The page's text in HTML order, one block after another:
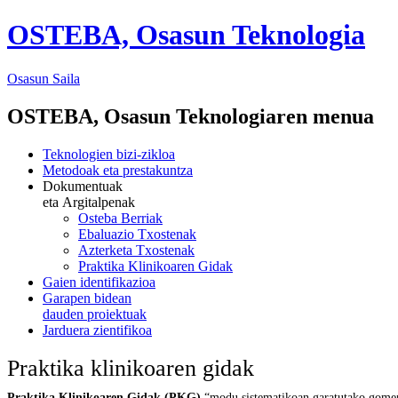
OSTEBA, Osasun Teknologia
Osasun Saila
OSTEBA, Osasun Teknologiaren menua
Teknologien bizi-zikloa
Metodoak eta prestakuntza
Dokumentuak
eta Argitalpenak
Osteba Berriak
Ebaluazio Txostenak
Azterketa Txostenak
Praktika Klinikoaren Gidak
Gaien identifikazioa
Garapen bidean
dauden proiektuak
Jarduera zientifikoa
Praktika klinikoaren gidak